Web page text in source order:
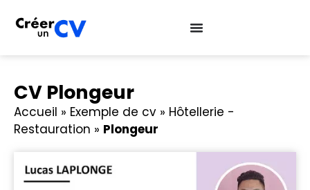
CV Plongeur
Accueil » Exemple de cv » Hôtellerie -
Restauration » Plongeur